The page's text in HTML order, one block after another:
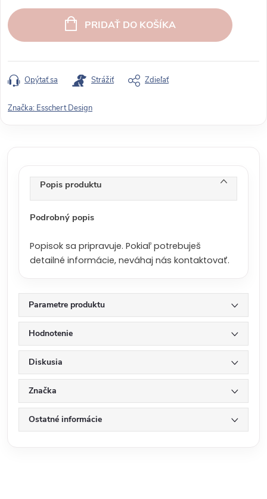
e
d
o
t
o
PRIDAŤ DO KOŠÍKA
Opýtať sa Strážiť Zdieľať
Značka: Esschert Design
Popis produktu
Podrobný popis
Popisok sa pripravuje. Pokiaľ potrebuješ
detailné informácie, neváhaj nás kontaktovať.
Parametre produktu
Hodnotenie
Diskusia
Značka
Ostatné informácie